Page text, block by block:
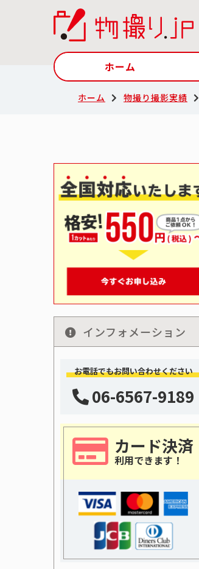
ホーム
ホーム 物撮り撮影実績
インフォメーション
お電話でもお問い合わせください
06-6567-9189
カード決済
利用できます！